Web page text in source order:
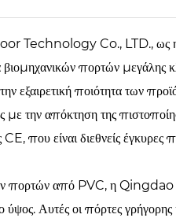
Co., LTD., ως
βιομηχανικών πορτών μεγάλης
εξαιρετική ποιότητα των
με την απόκτηση της
που είναι διεθνείς
πορτών από PVC, η Qingdao
Αυτές οι πόρτες γρήγορης